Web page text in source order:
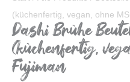
(küchenfertig, vegan, ohne
Dashi Brühe
(küchenfertig,
Fujiman